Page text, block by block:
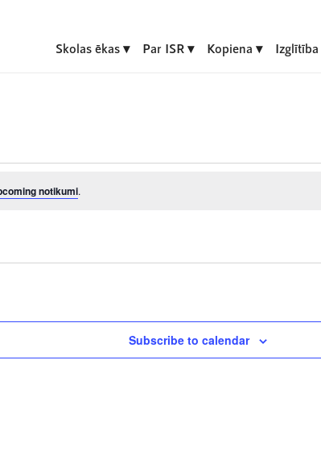
Skolas ēkas Par ISR Kopiena Izglītība
notikumi.
Subscribe to calendar